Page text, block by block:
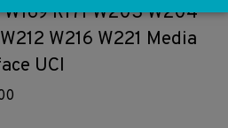
R171 W203 W204
W216 W221 Media
UCI